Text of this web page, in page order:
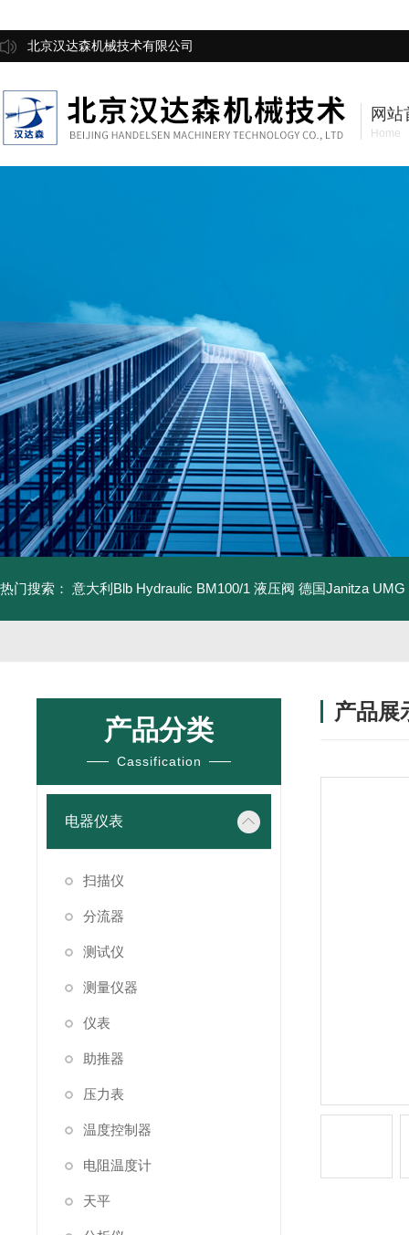
北京汉达森机械技术有限公司
网站
Home
热门搜索： 意大利Blb Hydraulic BM100/1 液压阀 德国Janitza UMG
产品分类
Cassification
电器仪表
扫描仪
分流器
测试仪
测量仪器
仪表
助推器
压力表
温度控制器
电阻温度计
天平
产品展